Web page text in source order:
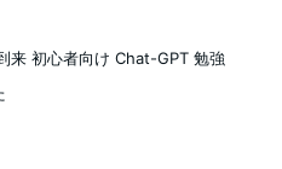
来 初心者向け Chat-GPT 勉強